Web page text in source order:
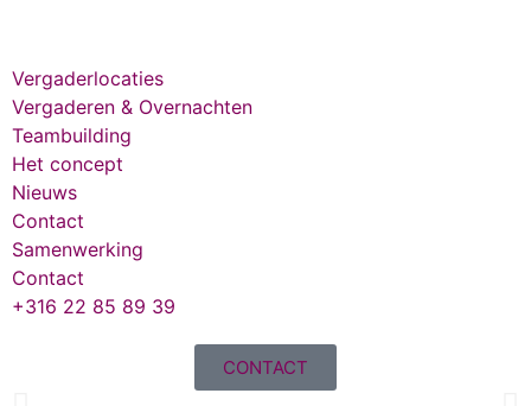
Vergaderlocaties
Vergaderen & Overnachten
Teambuilding
Het concept
Nieuws
Contact
Samenwerking
Contact
+316 22 85 89 39
CONTACT